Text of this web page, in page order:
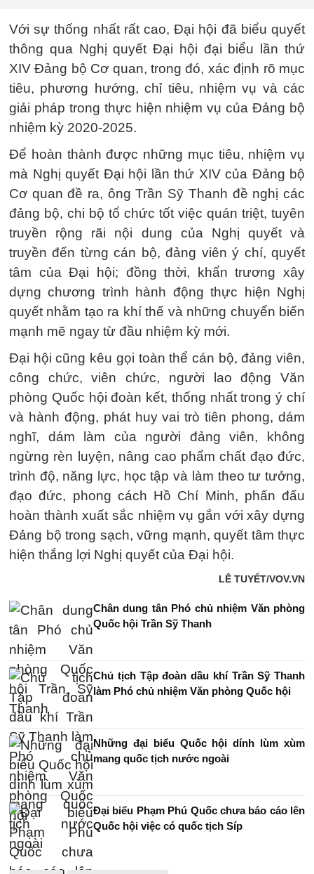
Với sự thống nhất rất cao, Đại hội đã biểu quyết
thông qua Nghị quyết Đại hội đại biểu lần thứ
XIV Đảng bộ Cơ quan, trong đó, xác định rõ mục
tiêu, phương hướng, chỉ tiêu, nhiệm vụ và các
giải pháp trong thực hiện nhiệm vụ của Đảng bộ
nhiệm kỳ 2020-2025.
Để hoàn thành được những mục tiêu, nhiệm vụ
mà Nghị quyết Đại hội lần thứ XIV của Đảng bộ
Cơ quan đề ra, ông Trần Sỹ Thanh đề nghị các
đảng bộ, chi bộ tổ chức tốt việc quán triệt, tuyên
truyền rộng rãi nội dung của Nghị quyết và
truyền đến từng cán bộ, đảng viên ý chí, quyết
tâm của Đại hội; đồng thời, khẩn trương xây
dựng chương trình hành động thực hiện Nghị
quyết nhằm tạo ra khí thế và những chuyển biến
mạnh mẽ ngay từ đầu nhiệm kỳ mới.
Đại hội cũng kêu gọi toàn thể cán bộ, đảng viên,
công chức, viên chức, người lao động Văn
phòng Quốc hội đoàn kết, thống nhất trong ý chí
và hành động, phát huy vai trò tiên phong, dám
nghĩ, dám làm của người đảng viên, không
ngừng rèn luyện, nâng cao phẩm chất đạo đức,
trình độ, năng lực, học tập và làm theo tư tưởng,
đạo đức, phong cách Hồ Chí Minh, phấn đấu
hoàn thành xuất sắc nhiệm vụ gắn với xây dựng
Đảng bộ trong sạch, vững mạnh, quyết tâm thực
hiện thắng lợi Nghị quyết của Đại hội.
LÊ TUYẾT/VOV.VN
Chân dung tân Phó chủ nhiệm Văn phòng
Quốc hội Trần Sỹ Thanh
Chủ tịch Tập đoàn dầu khí Trần Sỹ Thanh
làm Phó chủ nhiệm Văn phòng Quốc hội
Những đại biểu Quốc hội dính lùm xùm
mang quốc tịch nước ngoài
Đại biểu Phạm Phú Quốc chưa báo cáo lên
Quốc hội việc có quốc tịch Síp